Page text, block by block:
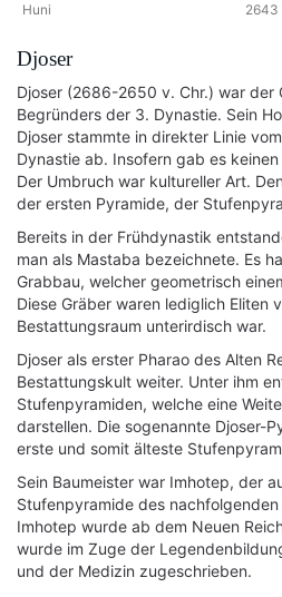
Huni
2643
Djoser
Djoser (2686-2650 v. Chr.) war der
Begründers der 3. Dynastie. Sein
Djoser stammte in direkter Linie
Dynastie ab. Insofern gab es
Der Umbruch war kultureller Art.
der ersten Pyramide, der
Bereits in der Frühdynastik
man als Mastaba bezeichnete. Es
Grabbau, welcher geometrisch
Diese Gräber waren lediglich Eliten
Bestattungsraum unterirdisch war.
Djoser als erster Pharao des Alten
Bestattungskult weiter. Unter ihm
Stufenpyramiden, welche eine
darstellen. Die sogenannte Djoser-
erste und somit älteste
Sein Baumeister war Imhotep, der
Stufenpyramide des
Imhotep wurde ab dem Neuen
wurde im Zuge der
und der Medizin zugeschrieben.